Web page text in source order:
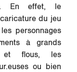
En effet, le
du jeu
personnages
à grands
et flous, les
ou bien